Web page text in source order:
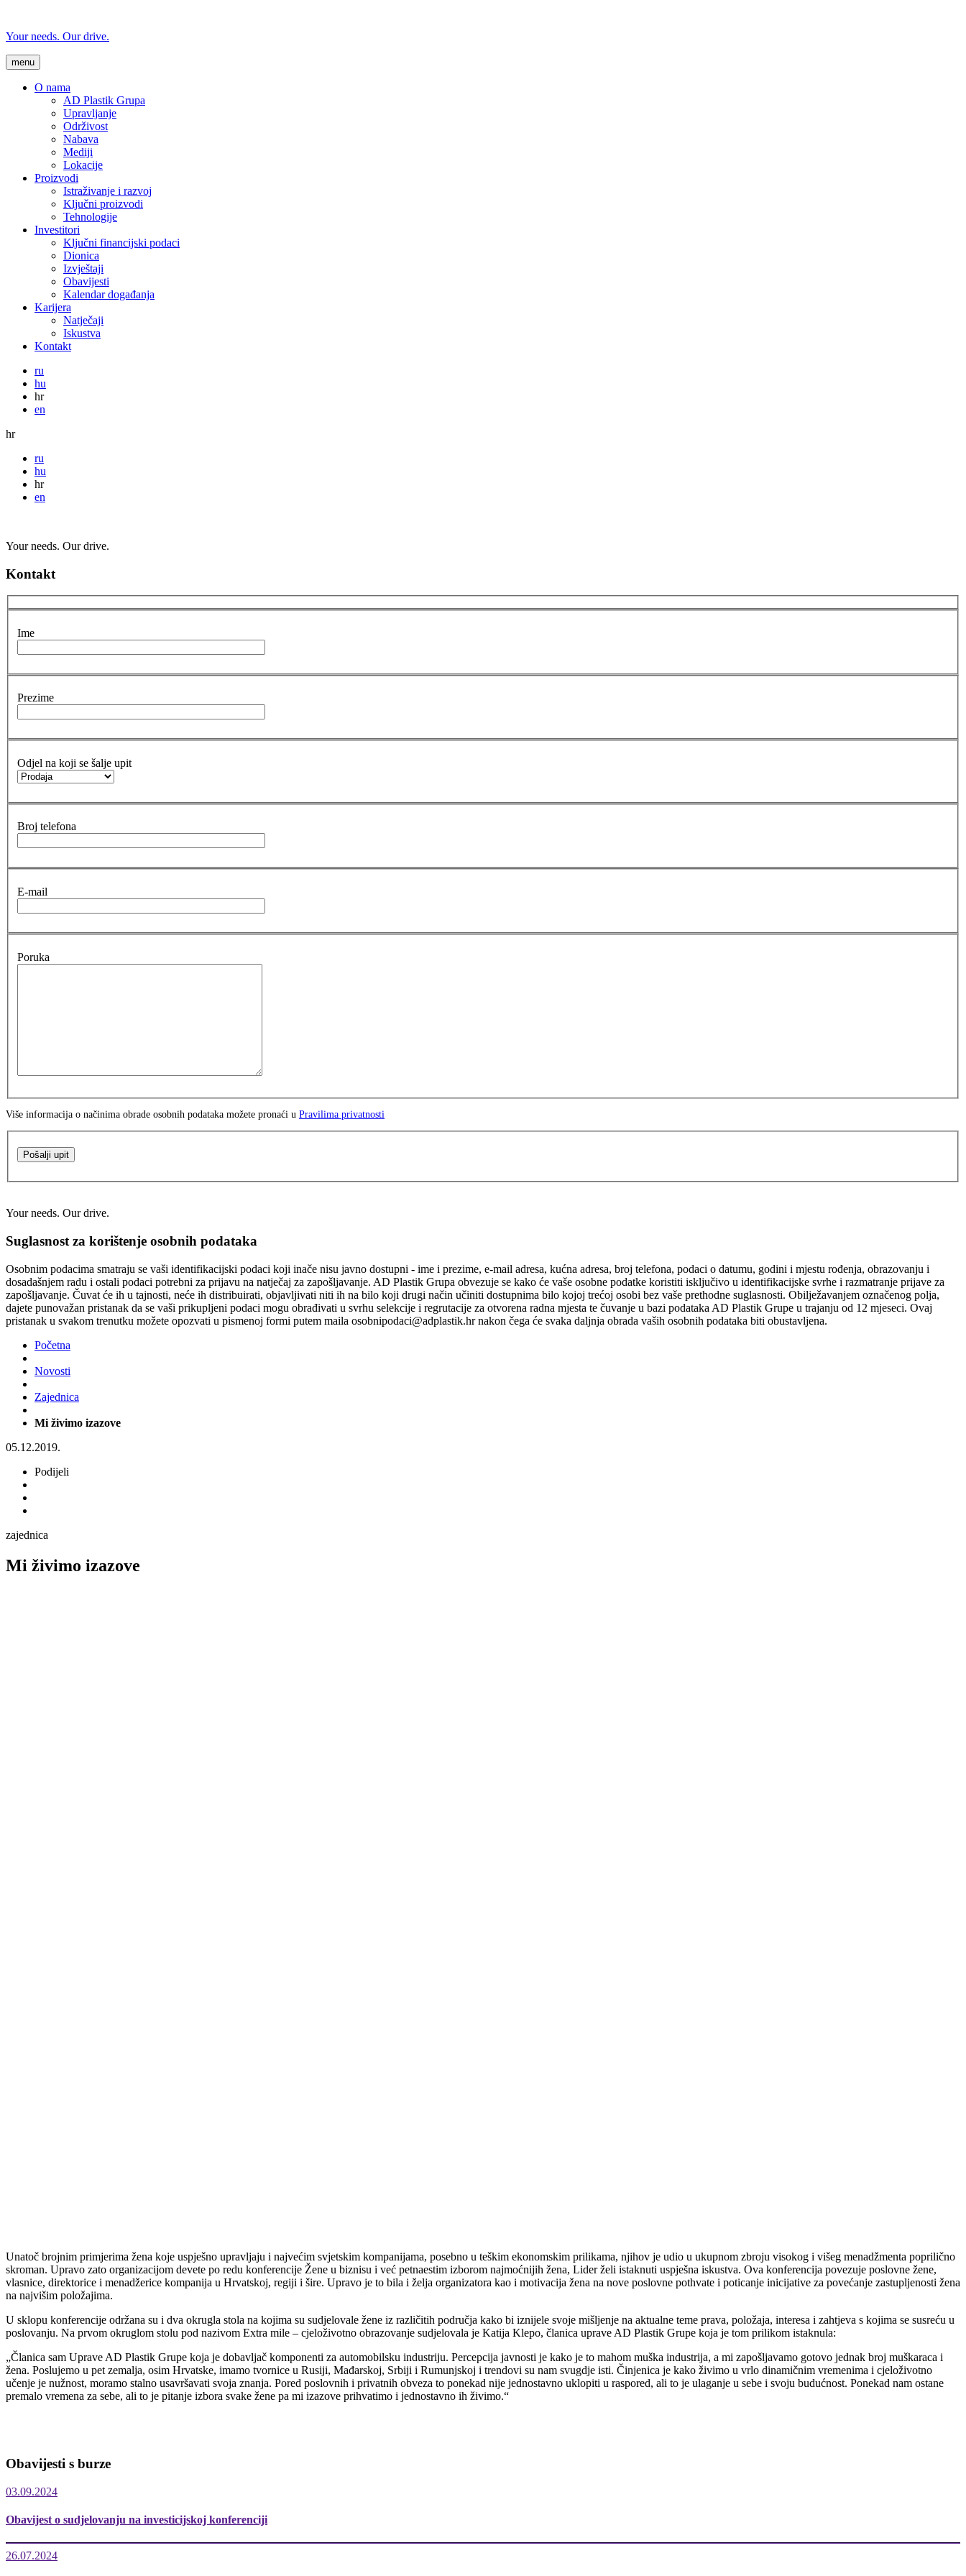
Your needs. Our drive.
menu
O nama
AD Plastik Grupa
Upravljanje
Održivost
Nabava
Mediji
Lokacije
Proizvodi
Istraživanje i razvoj
Ključni proizvodi
Tehnologije
Investitori
Ključni financijski podaci
Dionica
Izvještaji
Obavijesti
Kalendar događanja
Karijera
Natječaji
Iskustva
Kontakt
ru
hu
hr
en
hr
ru
hu
hr
en
Your needs. Our drive.
Kontakt
Ime
Prezime
Odjel na koji se šalje upit
Broj telefona
E-mail
Poruka
Više informacija o načinima obrade osobnih podataka možete pronaći u Pravilima privatnosti
Pošalji upit
Your needs. Our drive.
Suglasnost za korištenje osobnih podataka
Osobnim podacima smatraju se vaši identifikacijski podaci koji inače nisu javno dostupni - ime i prezime, e-mail adresa, kućna adresa, broj telefona, podaci o datumu, godini i mjestu rođenja, obrazovanju i
dosadašnjem radu i ostali podaci potrebni za prijavu na natječaj za zapošljavanje. AD Plastik Grupa obvezuje se kako će vaše osobne podatke koristiti isključivo u identifikacijske svrhe i razmatranje prijave za
zapošljavanje. Čuvat će ih u tajnosti, neće ih distribuirati, objavljivati niti ih na bilo koji drugi način učiniti dostupnima bilo kojoj trećoj osobi bez vaše prethodne suglasnosti. Obilježavanjem označenog polja,
dajete punovažan pristanak da se vaši prikupljeni podaci mogu obrađivati u svrhu selekcije i regrutacije za otvorena radna mjesta te čuvanje u bazi podataka AD Plastik Grupe u trajanju od 12 mjeseci. Ovaj
pristanak u svakom trenutku možete opozvati u pismenoj formi putem maila osobnipodaci@adplastik.hr nakon čega će svaka daljnja obrada vaših osobnih podataka biti obustavljena.
Početna
Novosti
Zajednica
Mi živimo izazove
05.12.2019.
Podijeli
zajednica
Mi živimo izazove
Unatoč brojnim primjerima žena koje uspješno upravljaju i najvećim svjetskim kompanijama, posebno u teškim ekonomskim prilikama, njihov je udio u ukupnom zbroju visokog i višeg menadžmenta poprilično
skroman. Upravo zato organizacijom devete po redu konferencije Žene u biznisu i već petnaestim izborom najmoćnijih žena, Lider želi istaknuti uspješna iskustva. Ova konferencija povezuje poslovne žene,
vlasnice, direktorice i menadžerice kompanija u Hrvatskoj, regiji i šire. Upravo je to bila i želja organizatora kao i motivacija žena na nove poslovne pothvate i poticanje inicijative za povećanje zastupljenosti žena
na najvišim položajima.
U sklopu konferencije održana su i dva okrugla stola na kojima su sudjelovale žene iz različitih područja kako bi iznijele svoje mišljenje na aktualne teme prava, položaja, interesa i zahtjeva s kojima se susreću u
poslovanju. Na prvom okruglom stolu pod nazivom Extra mile – cjeloživotno obrazovanje sudjelovala je Katija Klepo, članica uprave AD Plastik Grupe koja je tom prilikom istaknula:
„Članica sam Uprave AD Plastik Grupe koja je dobavljač komponenti za automobilsku industriju. Percepcija javnosti je kako je to mahom muška industrija, a mi zapošljavamo gotovo jednak broj muškaraca i
žena. Poslujemo u pet zemalja, osim Hrvatske, imamo tvornice u Rusiji, Mađarskoj, Srbiji i Rumunjskoj i trendovi su nam svugdje isti. Činjenica je kako živimo u vrlo dinamičnim vremenima i cjeloživotno
učenje je nužnost, moramo stalno usavršavati svoja znanja. Pored poslovnih i privatnih obveza to ponekad nije jednostavno uklopiti u raspored, ali to je ulaganje u sebe i svoju budućnost. Ponekad nam ostane
premalo vremena za sebe, ali to je pitanje izbora svake žene pa mi izazove prihvatimo i jednostavno ih živimo.“
Obavijesti s burze
03.09.2024
Obavijest o sudjelovanju na investicijskoj konferenciji
26.07.2024